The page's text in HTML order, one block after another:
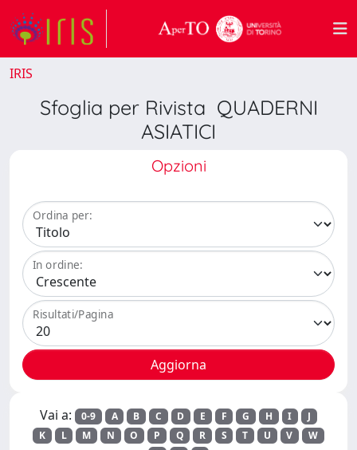
IRIS
Sfoglia per Rivista QUADERNI
ASIATICI
Opzioni
Ordina per:
In ordine:
Risultati/Pagina
Vai a: 0-9 A B C D E F G H I
J
K
L M N O P Q R S T U V
W